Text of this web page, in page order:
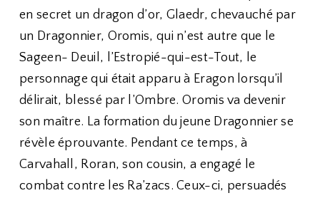
en secret un dragon d’or, Glaedr, chevauché par
un Dragonnier, Oromis, qui n’est autre que le
Sageen- Deuil, l’Estropié-qui-est-Tout, le
personnage qui était apparu à Eragon lorsqu’il
délirait, blessé par l’Ombre. Oromis va devenir
son maître. La formation du jeune Dragonnier se
révèle éprouvante. Pendant ce temps, à
Carvahall, Roran, son cousin, a engagé le
combat contre les Ra’zacs. Ceux-ci, persuadés